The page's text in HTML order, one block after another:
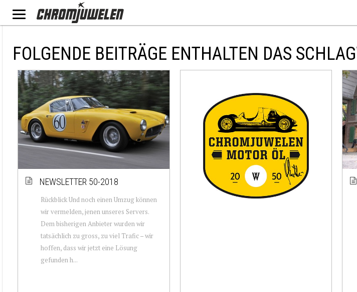
FOLGENDE BEITRÄGE ENTHALTEN DAS
NEWSLETTER 50-2018
Rückblick Und noch einen Umzug können
wir vermelden, jenen unseres Servers.
Dem bisherigen Anbieter wurden wir
tatsächlich zu gross, zu viel Trafic – wir
hoffen, dass wir jetzt eine Lösung
gefunden h...